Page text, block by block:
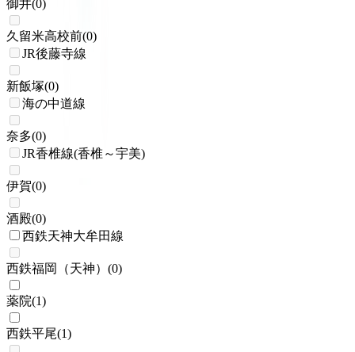
御井(0)
久留米高校前(0)
JR後藤寺線
新飯塚(0)
海の中道線
奈多(0)
JR香椎線(香椎～宇美)
伊賀(0)
酒殿(0)
西鉄天神大牟田線
西鉄福岡（天神） (0)
薬院(1)
西鉄平尾(1)